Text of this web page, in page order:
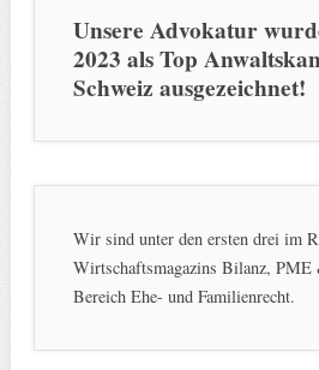
Unsere Advokatur
2023 als Top
Schweiz ausgezeichnet!
Wir sind unter den ersten drei im
Wirtschaftsmagazins Bilanz, PME
Bereich Ehe- und Familienrecht.